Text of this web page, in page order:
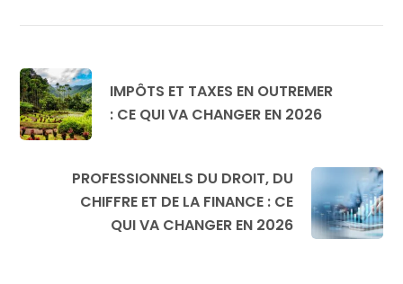
IMPÔTS ET TAXES EN OUTREMER
: CE QUI VA CHANGER EN 2026
PROFESSIONNELS DU DROIT, DU
CHIFFRE ET DE LA FINANCE : CE
QUI VA CHANGER EN 2026